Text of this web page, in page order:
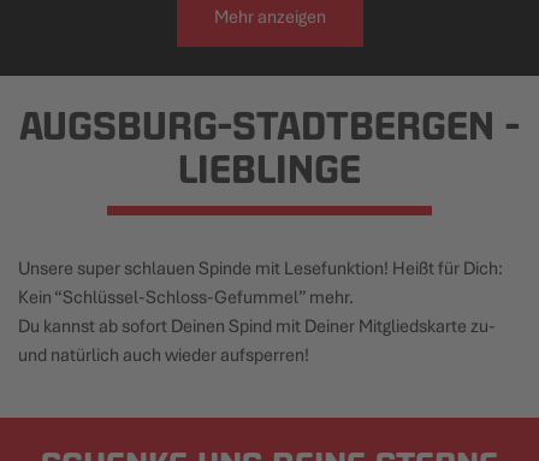
Mehr anzeigen
AUGSBURG-STADTBERGEN -
LIEBLINGE
Unsere super schlauen Spinde mit Lesefunktion! Heißt für Dich:
Kein “Schlüssel-Schloss-Gefummel” mehr.
Du kannst ab sofort Deinen Spind mit Deiner Mitgliedskarte zu-
und natürlich auch wieder aufsperren!